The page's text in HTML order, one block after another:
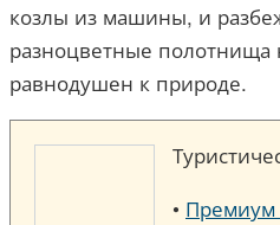
козлы из машины, и
разноцветные полотнища
равнодушен к природе.
• Премиум